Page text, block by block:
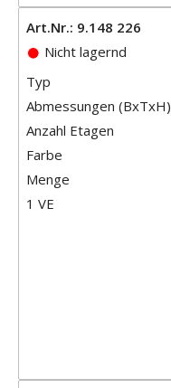
Art.Nr.: 9.148 226
Nicht lagernd
Typ
Abmessungen (BxTxH)
Anzahl Etagen
Farbe
Menge
1 VE